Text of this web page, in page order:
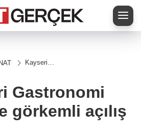
Kayseri
görkemli
açılış
Gastronomi
görkemli açılış